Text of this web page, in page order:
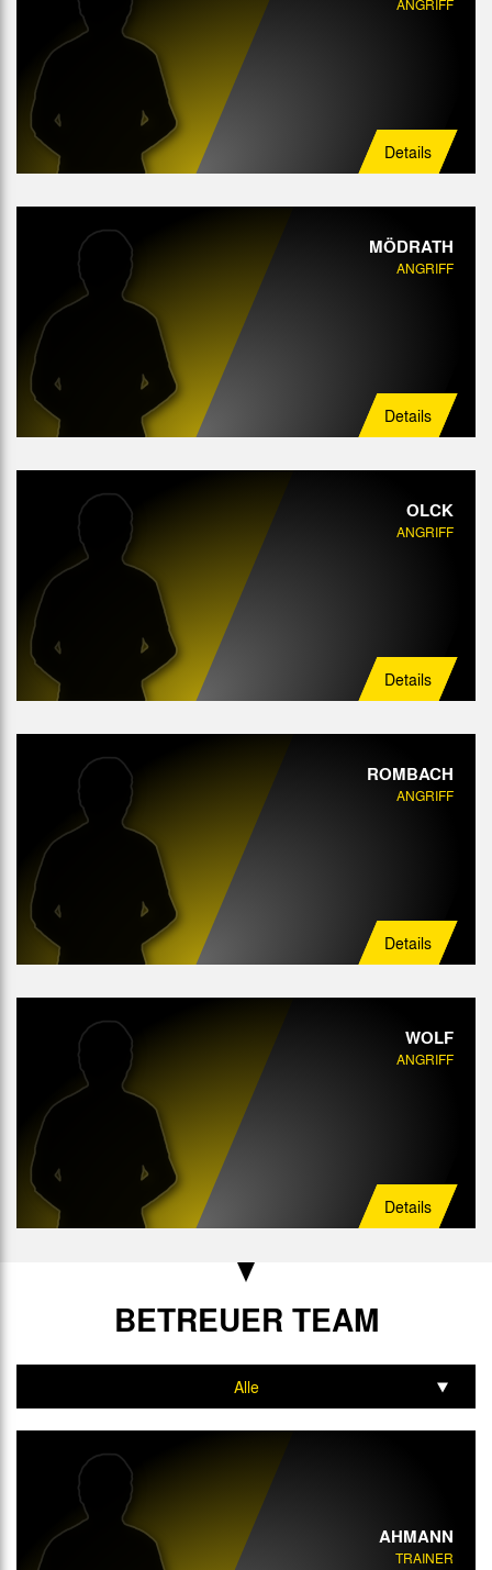
ANGRIFF
Details
MÖDRATH
ANGRIFF
Details
OLCK
ANGRIFF
Details
ROMBACH
ANGRIFF
Details
WOLF
ANGRIFF
Details
BETREUER TEAM
Alle
Trainer
AHMANN
TRAINER